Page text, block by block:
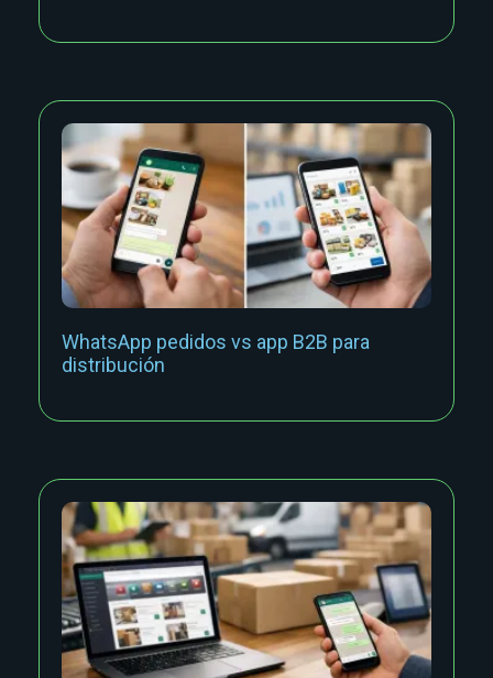
WhatsApp pedidos vs app B2B para
distribución